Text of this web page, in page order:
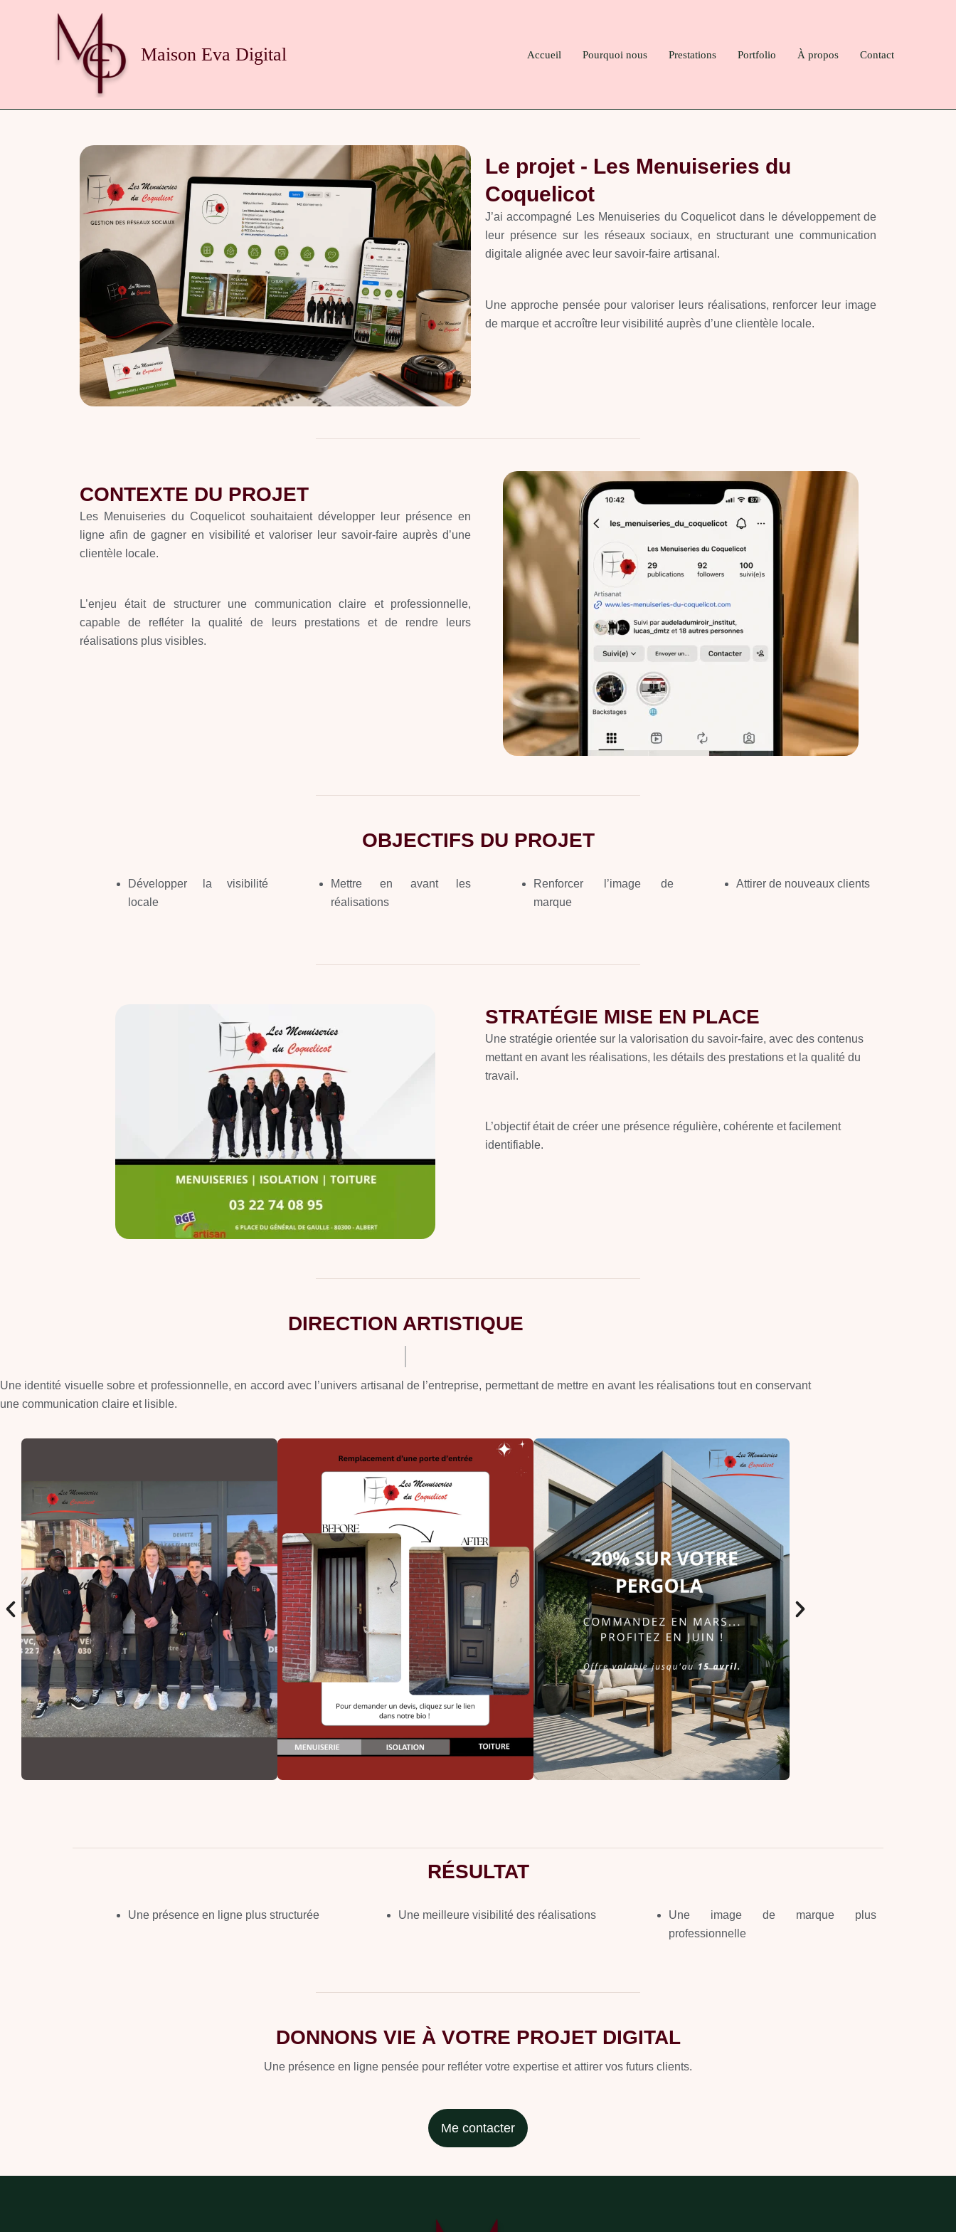
Maison Eva Digital Accueil Pourquoi nous Prestations Portfolio À propos Contact
Le projet - Les Menuiseries du
Coquelicot
J’ai accompagné Les Menuiseries du Coquelicot dans le développement de
leur présence sur les réseaux sociaux, en structurant une communication
digitale alignée avec leur savoir-faire artisanal.
Une approche pensée pour valoriser leurs réalisations, renforcer leur image
de marque et accroître leur visibilité auprès d’une clientèle locale.
CONTEXTE DU PROJET
Les Menuiseries du Coquelicot souhaitaient développer leur présence en
ligne afin de gagner en visibilité et valoriser leur savoir-faire auprès d’une
clientèle locale.
L’enjeu était de structurer une communication claire et professionnelle,
capable de refléter la qualité de leurs prestations et de rendre leurs
réalisations plus visibles.
OBJECTIFS DU PROJET
Développer la visibilité
locale
Mettre en avant les
réalisations
Renforcer l’image de
marque
Attirer de nouveaux clients
STRATÉGIE MISE EN PLACE
Une stratégie orientée sur la valorisation du savoir-faire, avec des contenus
mettant en avant les réalisations, les détails des prestations et la qualité du
travail.
L’objectif était de créer une présence régulière, cohérente et facilement
identifiable.
DIRECTION ARTISTIQUE
Une identité visuelle sobre et professionnelle, en accord avec l’univers artisanal de l’entreprise, permettant de mettre en avant les réalisations tout en conservant
une communication claire et lisible.
RÉSULTAT
Une présence en ligne plus structurée Une meilleure visibilité des réalisations
Une image de marque plus
professionnelle
DONNONS VIE À VOTRE PROJET DIGITAL
Une présence en ligne pensée pour refléter votre expertise et attirer vos futurs clients.
Me contacter